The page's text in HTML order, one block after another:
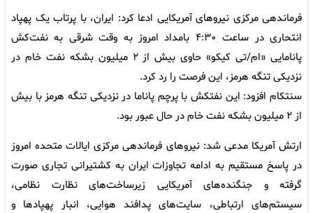
فرماندهی مرکزی نیروهای آمریکایی ادعا کرد: ایران، با پرتاب یک پهپاد
انتحاری در ساعت ۴:۳۰ بامداد امروز به وقت شرقی به نفت‌کش
پانامایی «ام/تی کیکو» حاوی بیش از ۲ میلیون بشکه نفت خام در
نزدیکی تنگه هرمز، این فرصت را رد کرد.
سنتکام افزود: این نفتکش با پرچم پاناما در نزدیکی تنگه هرمز با بیش
از ۲ میلیون بشکه نفت خام در حال عبور بود.
ارتش آمریکا مدعی شد: نیروهای فرماندهی مرکزی ایالات متحده امروز
در پاسخ مستقیم به ادامه تجاوزات ایران به کشتیرانی تجاری صورت
گرفته و جنگنده‌های آمریکایی زیرساخت‌های نظارت نظامی،
سیستم‌های ارتباطی، سایت‌های پدافند هوایی، انبار پهپادها و